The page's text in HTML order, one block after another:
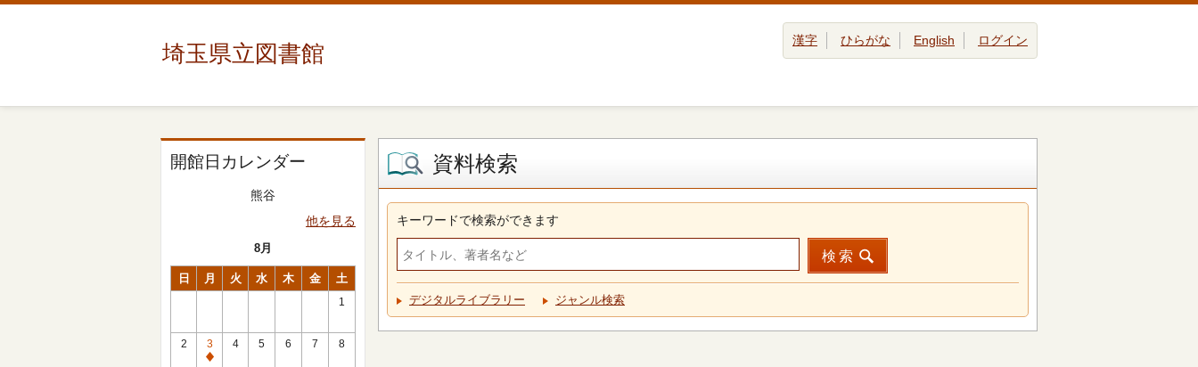
埼玉県立図書館 漢字 ひらがな English ログイン
開館日カレンダー
熊谷
他を見る
8月
日 月 火 水 木 金 土
1
2
3
休
4 5 6 7 8
資料検索
キーワードで検索ができます
検索
デジタルライブラリー ジャンル検索